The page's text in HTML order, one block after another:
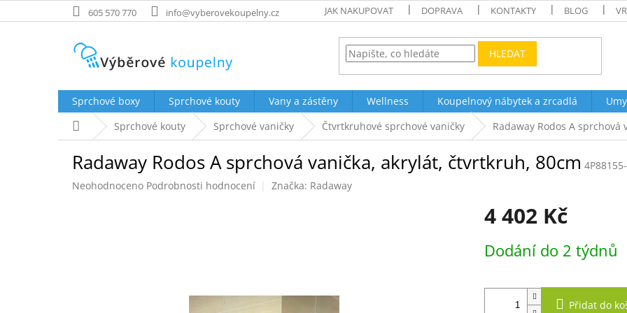
na
605 570 770 info@vyberovekoupelny.cz JAK NAKUPOVAT DOPRAVA KONTAKTY BLOG
HLEDAT
Sprchové boxy Sprchové kouty Vany a zástěny Wellness Koupelnový nábytek a zrcadlá
Domů Sprchové kouty Sprchové vaničky Čtvrtkruhové sprchové vaničky Radaway Rodos A
Radaway Rodos A sprchová vanička, akrylát, čtvrtkruh, 80cm
Průměrné
Neohodnoceno Podrobnosti hodnocení Značka: Radaway
4 402 Kč
cena:
Dodání do 2 týdnů
Přidat do